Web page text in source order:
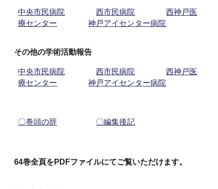
中央市民病院
西市民病院
西神戸医
療センター
神戸アイセンター病院
その他の学術活動報告
中央市民病院 西市民病院
西神戸医
療センター
神戸アイセンター病院
〇巻頭の辞 〇編集後記
64巻全頁をPDFファイルにてご覧いただけます。